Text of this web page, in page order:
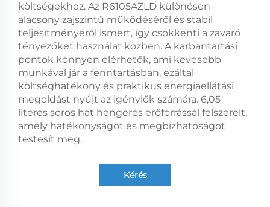
költségekhez. Az R6105AZLD különösen
alacsony zajszintű működéséről és stabil
teljesítményéről ismert, így csökkenti a zavaró
tényezőket használat közben. A karbantartási
pontok könnyen elérhetők, ami kevesebb
munkával jár a fenntartásban, ezáltal
költséghatékony és praktikus energiaellátási
megoldást nyújt az igénylők számára. 6,05
literes soros hat hengeres erőforrással felszerelt,
amely hatékonyságot és megbízhatóságot
testesít meg.
Kérés